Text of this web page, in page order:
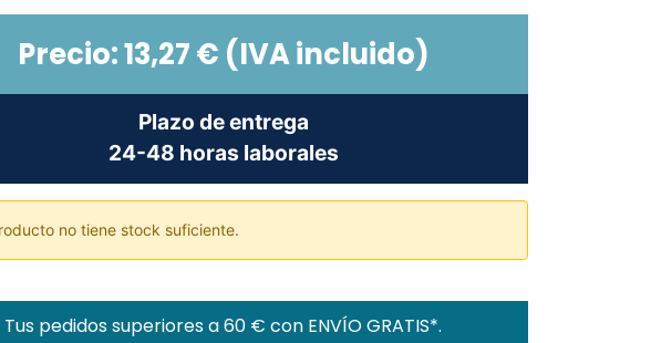
Precio:13,27€ (IVA incluido)
Plazo de entrega
24-48 horas laborales
no tiene stock suficiente.
Tus pedidos superiores a 60 € con ENVÍO GRATIS*.